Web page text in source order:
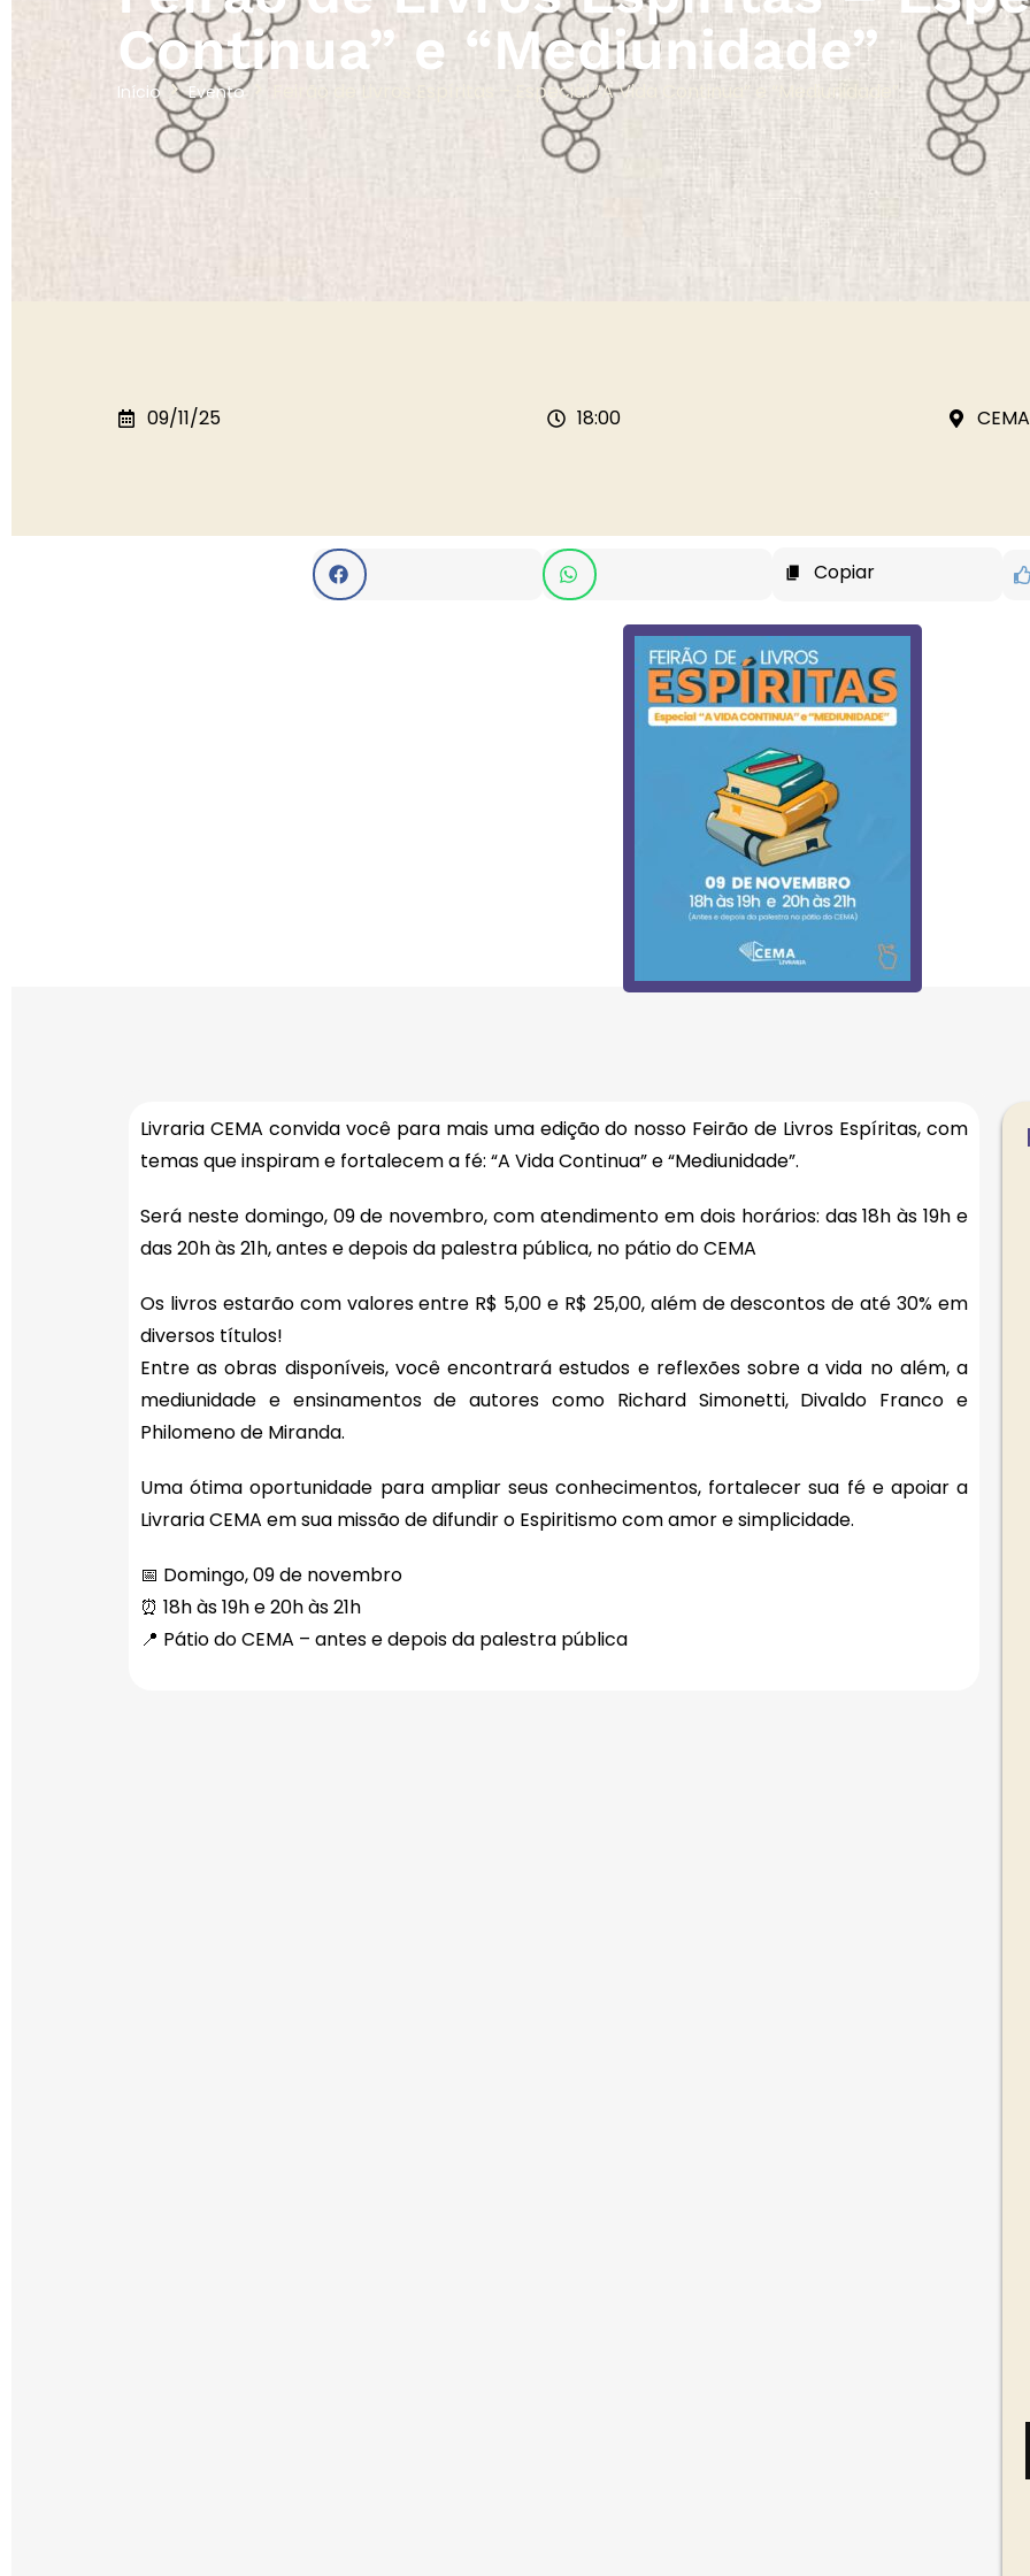
Continua” e “Mediunidade”
Início Evento Feirão de Livros Espíritas – Especial “A Vida Continua” e “Mediunidade”
09/11/25 18:00
Copiar
Livraria CEMA convida você para mais uma edição do nosso Feirão de Livros Espíritas, com
temas que inspiram e fortalecem a fé: “A Vida Continua” e “Mediunidade”.
Será neste domingo, 09 de novembro, com atendimento em dois horários: das 18h às 19h e
das 20h às 21h, antes e depois da palestra pública, no pátio do CEMA
Os livros estarão com valores entre R$ 5,00 e R$ 25,00, além de descontos de até 30% em
diversos títulos!
Entre as obras disponíveis, você encontrará estudos e reflexões sobre a vida no além, a
mediunidade e ensinamentos de autores como Richard Simonetti, Divaldo Franco e
Philomeno de Miranda.
Uma ótima oportunidade para ampliar seus conhecimentos, fortalecer sua fé e apoiar a
Livraria CEMA em sua missão de difundir o Espiritismo com amor e simplicidade.
📅 Domingo, 09 de novembro
⏰ 18h às 19h e 20h às 21h
📍 Pátio do CEMA – antes e depois da palestra pública